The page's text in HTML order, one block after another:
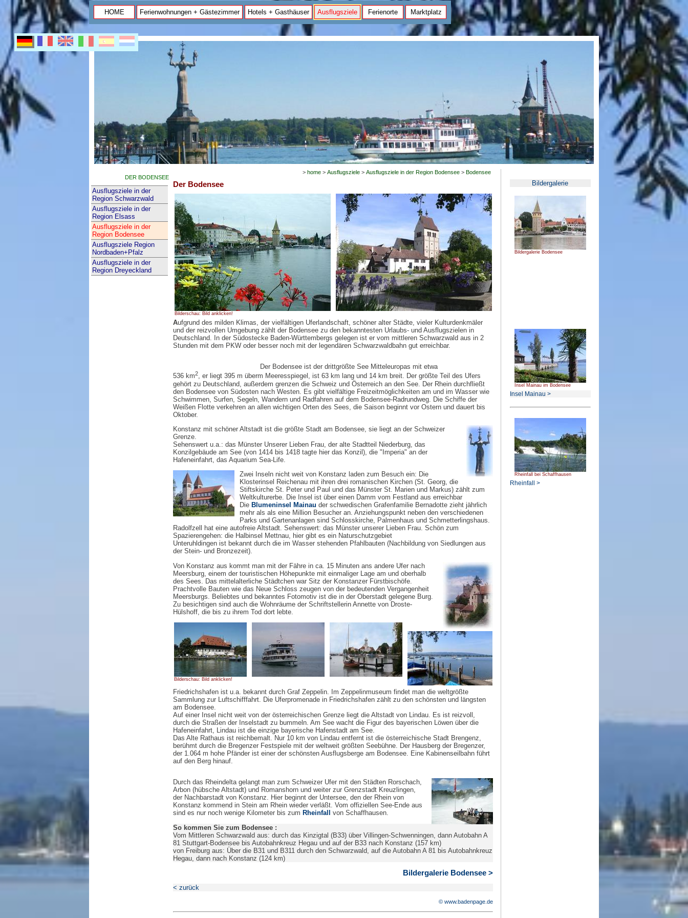
HOME Ferienwohnungen + Gästezimmer Hotels + Gasthäuser Ausflugsziele Ferienorte Marktplatz
DER BODENSEE
Ausflugsziele in der
Region Schwarzwald
Ausflugsziele in der
Region Elsass
Ausflugsziele in der
Region Bodensee
Ausflugsziele Region
Nordbaden+Pfalz
Ausflugsziele in der
Region Dreyeckland
> home> Ausflugsziele> Ausflugsziele in der Region Bodensee> Bodensee
Der Bodensee
Bilderschau: Bild anklicken!
Aufgrund des milden Klimas, der vielfältigen Uferlandschaft, schöner alter Städte, vieler Kulturdenkmäler
und der reizvollen Umgebung zählt der Bodensee zu den bekanntesten Urlaubs- und Ausflugszielen in
Deutschland. In der Südostecke Baden-Württembergs gelegen ist er vom mittleren Schwarzwald aus in 2
Stunden mit dem PKW oder besser noch mit der legendären Schwarzwaldbahn gut erreichbar.
Der Bodensee ist der drittgrößte See Mitteleuropas mit etwa
536 km2, er liegt 395 m überm Meeresspiegel, ist 63 km lang und 14 km breit. Der größte Teil des Ufers
gehört zu Deutschland, außerdem grenzen die Schweiz und Österreich an den See. Der Rhein durchfließt
den Bodensee von Südosten nach Westen. Es gibt vielfältige Freizeitmöglichkeiten am und im Wasser wie
Schwimmen, Surfen, Segeln, Wandern und Radfahren auf dem Bodensee-Radrundweg. Die Schiffe der
Weißen Flotte verkehren an allen wichtigen Orten des Sees, die Saison beginnt vor Ostern und dauert bis
Oktober.
Konstanz mit schöner Altstadt ist die größte Stadt am Bodensee, sie liegt an der Schweizer
Grenze.
Sehenswert u.a.: das Münster Unserer Lieben Frau, der alte Stadtteil Niederburg, das
Konzilgebäude am See (von 1414 bis 1418 tagte hier das Konzil), die "Imperia" an der
Hafeneinfahrt, das Aquarium Sea-Life.
Zwei Inseln nicht weit von Konstanz laden zum Besuch ein: Die
Klosterinsel Reichenau mit ihren drei romanischen Kirchen (St. Georg, die
Stiftskirche St. Peter und Paul und das Münster St. Marien und Markus) zählt zum
Weltkulturerbe. Die Insel ist über einen Damm vom Festland aus erreichbar
Die Blumeninsel Mainau der schwedischen Grafenfamilie Bernadotte zieht jährlich
mehr als als eine Million Besucher an. Anziehungspunkt neben den verschiedenen
Parks und Gartenanlagen sind Schlosskirche, Palmenhaus und Schmetterlingshaus.
Radolfzell hat eine autofreie Altstadt. Sehenswert: das Münster unserer Lieben Frau. Schön zum
Spazierengehen: die Halbinsel Mettnau, hier gibt es ein Naturschutzgebiet
Unteruhldingen ist bekannt durch die im Wasser stehenden Pfahlbauten (Nachbildung von Siedlungen aus
der Stein- und Bronzezeit).
Von Konstanz aus kommt man mit der Fähre in ca. 15 Minuten ans andere Ufer nach
Meersburg, einem der touristischen Höhepunkte mit einmaliger Lage am und oberhalb
des Sees. Das mittelalterliche Städtchen war Sitz der Konstanzer Fürstbischöfe.
Prachtvolle Bauten wie das Neue Schloss zeugen von der bedeutenden Vergangenheit
Meersburgs. Beliebtes und bekanntes Fotomotiv ist die in der Oberstadt gelegene Burg.
Zu besichtigen sind auch die Wohnräume der Schriftstellerin Annette von Droste-
Hülshoff, die bis zu ihrem Tod dort lebte.
Bilderschau: Bild anklicken!
Friedrichshafen ist u.a. bekannt durch Graf Zeppelin. Im Zeppelinmuseum findet man die weltgrößte
Sammlung zur Luftschifffahrt. Die Uferpromenade in Friedrichshafen zählt zu den schönsten und längsten
am Bodensee.
Auf einer Insel nicht weit von der österreichischen Grenze liegt die Altstadt von Lindau. Es ist reizvoll,
durch die Straßen der Inselstadt zu bummeln. Am See wacht die Figur des bayerischen Löwen über die
Hafeneinfahrt, Lindau ist die einzige bayerische Hafenstadt am See.
Das Alte Rathaus ist reichbemalt. Nur 10 km von Lindau entfernt ist die österreichische Stadt Brengenz,
berühmt durch die Bregenzer Festspiele mit der weltweit größten Seebühne. Der Hausberg der Bregenzer,
der 1.064 m hohe Pfänder ist einer der schönsten Ausflugsberge am Bodensee. Eine Kabinenseilbahn führt
auf den Berg hinauf.
Durch das Rheindelta gelangt man zum Schweizer Ufer mit den Städten Rorschach,
Arbon (hübsche Altstadt) und Romanshorn und weiter zur Grenzstadt Kreuzlingen,
der Nachbarstadt von Konstanz. Hier beginnt der Untersee, den der Rhein von
Konstanz kommend in Stein am Rhein wieder verläßt. Vom offiziellen See-Ende aus
sind es nur noch wenige Kilometer bis zum Rheinfall
von Schaffhausen.
So kommen Sie zum Bodensee :
Vom Mittleren Schwarzwald aus: durch das Kinzigtal (B33) über Villingen-Schwenningen, dann Autobahn A
81 Stuttgart-Bodensee bis Autobahnkreuz Hegau und auf der B33 nach Konstanz (157 km)
von Freiburg aus: Über die B31 und B311 durch den Schwarzwald, auf die Autobahn A 81 bis Autobahnkreuz
Hegau, dann nach Konstanz (124 km)
Bildergalerie Bodensee >
< zurück
© www.badenpage.de
Bildergalerie
Bildergalerie Bodensee
Insel Mainau im Bodensee
Insel Mainau >
Rheinfall bei Schaffhausen
Rheinfall >